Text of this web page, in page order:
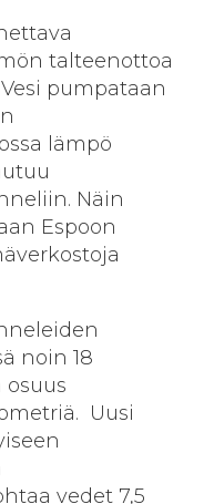
talteenottoa
pumpataan
lämpö
Näin
Espoon
noin 18
Uusi
vedet 7,5